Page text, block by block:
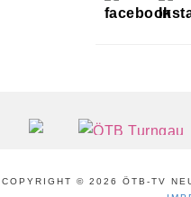
FOOTER
COPYRIGHT © 2026 ÖTB-TV